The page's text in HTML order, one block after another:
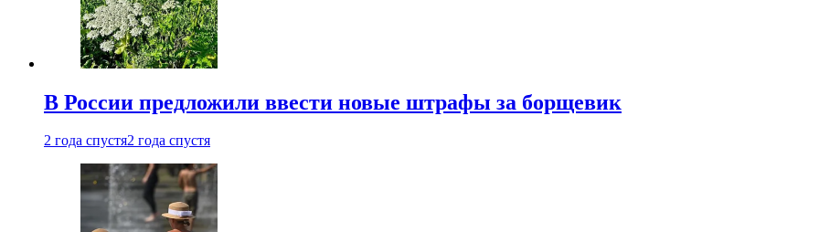
В России предложили ввести новые штрафы за борщевик
2 года спустя2 года спустя